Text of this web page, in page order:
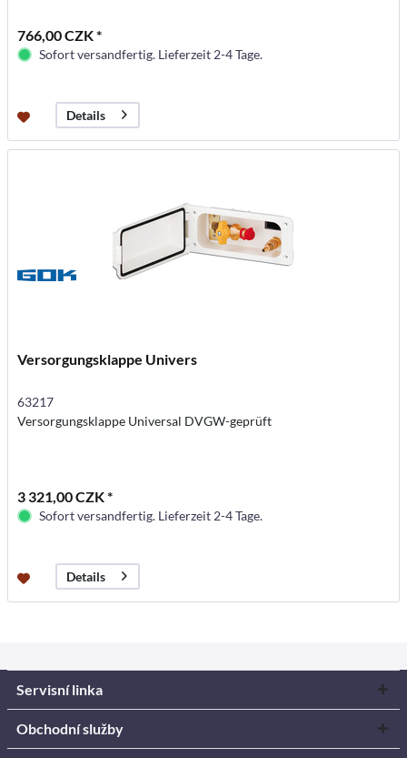
766,00 CZK *
Sofort versandfertig. Lieferzeit 2-4 Tage.
Details
Versorgungsklappe Univers
63217
Versorgungsklappe Universal DVGW-geprüft
3 321,00 CZK *
Sofort versandfertig. Lieferzeit 2-4 Tage.
Details
Servisní linka
Obchodní služby